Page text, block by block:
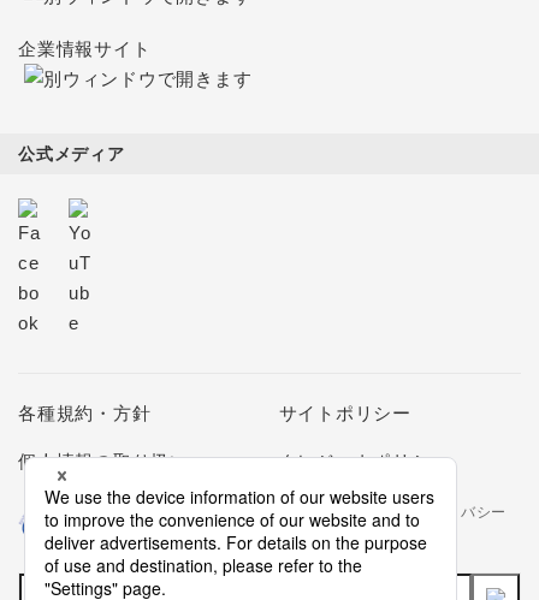
企業情報サイト
公式メディア
各種規約・方針 サイトポリシー
個人情報の取り扱い クレジットポリシー
当社は個人情報の取扱いを適切に行う企業としてプライバシー
マークの使用を認められた認定業者です。